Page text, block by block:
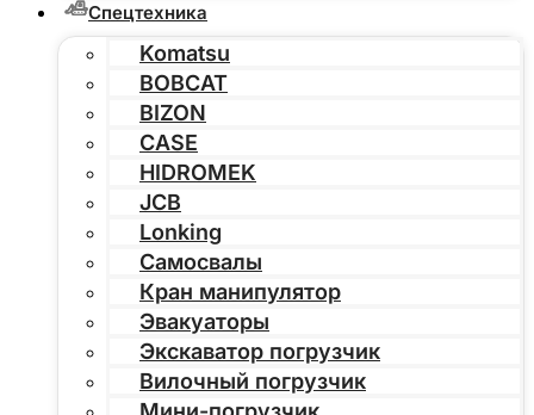
Спецтехника
Komatsu
BOBCAT
BIZON
CASE
HIDROMEK
JCB
Lonking
Самосвалы
Кран манипулятор
Эвакуаторы
Экскаватор погрузчик
Вилочный погрузчик